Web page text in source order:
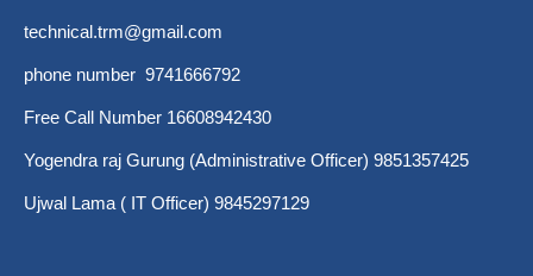
technical.trm@gmail.com
phone number 9741666792
Free Call Number 16608942430
Yogendra raj Gurung (Administrative Officer) 9851357425
Ujwal Lama ( IT Officer) 9845297129